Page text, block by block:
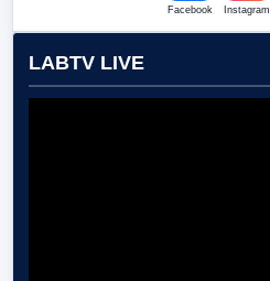
Facebook Instagram
LABTV LIVE